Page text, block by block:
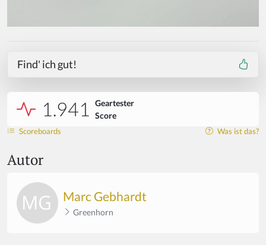
Find' ich gut!
1.941
Geartester
Score
Scoreboards Was ist das?
Autor
Marc Gebhardt
Greenhorn